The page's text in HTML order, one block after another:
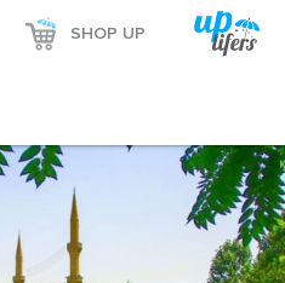
Reklamı Göster
Reklamı Gizle
SHOP UP